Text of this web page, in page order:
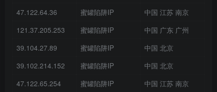
47.122.64.36
蜜罐陷阱IP
中国 江苏 南京
121.37.205.253
蜜罐陷阱IP
中国 广东 广州
39.104.27.89
蜜罐陷阱IP
中国 北京
39.102.214.152
蜜罐陷阱IP
中国 北京
47.122.65.254
蜜罐陷阱IP
中国 江苏 南京